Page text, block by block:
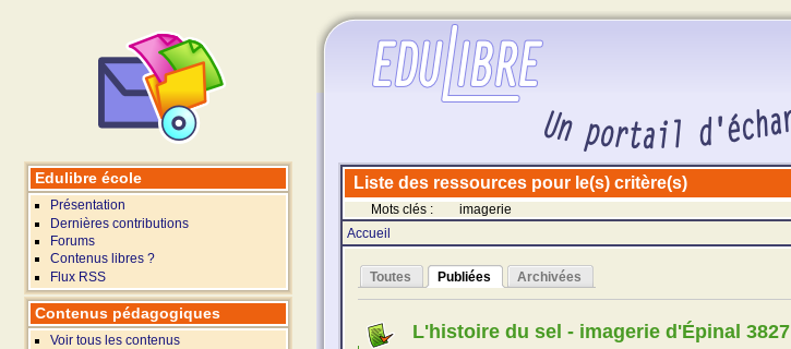
Liste des ressources pour le(s) critère(s)
Mots clés :
imagerie
Accueil
Toutes Publiées Archivées
L'histoire du sel - imagerie d'Épinal 3827
Edulibre école
Présentation
Dernières contributions
Forums
Contenus libres ?
Flux RSS
Contenus pédagogiques
Voir tous les contenus